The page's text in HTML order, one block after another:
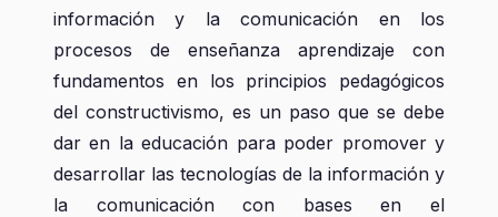
información y la comunicación en los
procesos de enseñanza aprendizaje con
fundamentos en los principios pedagógicos
del constructivismo, es un paso que se debe
dar en la educación para poder promover y
desarrollar las tecnologías de la información y
la comunicación con bases en el